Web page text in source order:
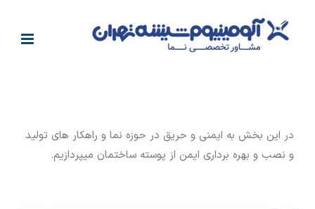
در این بخش به ایمنی و حریق در حوزه نما و راهکار های تولید
و نصب و بهره برداری ایمن از پوسته ساختمان میپردازیم.